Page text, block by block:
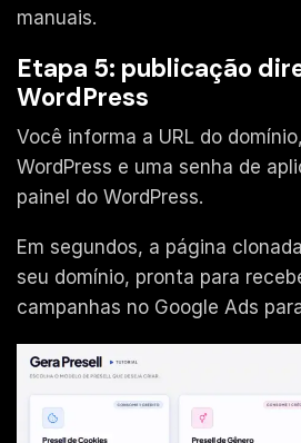
manuais.
Etapa 5: publicação
WordPress
Você informa a URL do
WordPress e uma senha de
painel do WordPress.
Em segundos, a página
seu domínio, pronta para
campanhas no Google Ads